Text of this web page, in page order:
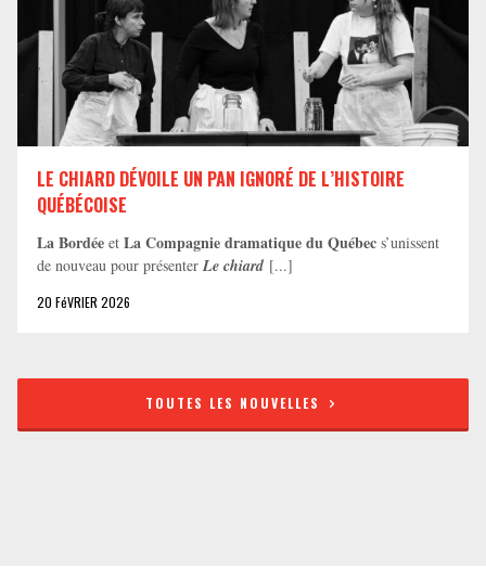
LE CHIARD DÉVOILE UN PAN IGNORÉ DE L’HISTOIRE
QUÉBÉCOISE
La Bordée et La Compagnie dramatique du Québec s’unissent
de nouveau pour présenter Le chiard [...]
20 FéVRIER 2026
TOUTES LES NOUVELLES